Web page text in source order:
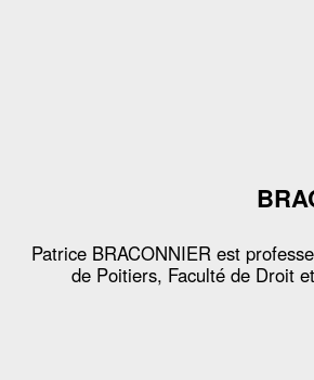
Patrice BRACONNIER est
de Poitiers, Faculté de Droit